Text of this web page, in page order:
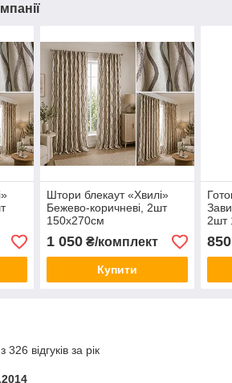
Штори блекаут «Хвилі»
Бежево-коричневі, 2шт
150х270см
1 050₴/комплект
Купити
2шт
850
відгуків за рік